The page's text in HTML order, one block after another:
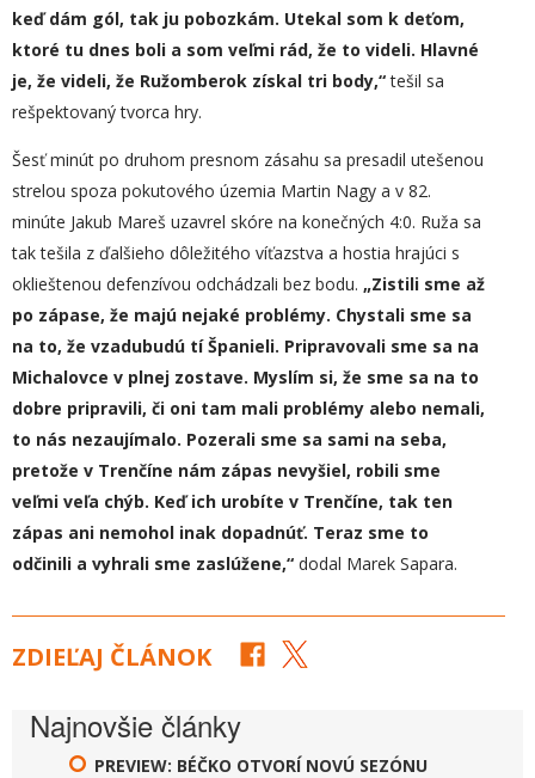
keď dám gól, tak ju pobozkám. Utekal som k deťom,
ktoré tu dnes boli a som veľmi rád, že to videli. Hlavné
je, že videli, že Ružomberok získal tri body,“tešil sa
rešpektovaný tvorca hry.
Šesť minút po druhom presnom zásahu sa presadil utešenou
strelou spoza pokutového územia Martin Nagy a v 82.
minúte Jakub Mareš uzavrel skóre na konečných 4:0. Ruža sa
tak tešila z ďalšieho dôležitého víťazstva a hostia hrajúci s
oklieštenou defenzívou odchádzali bez bodu. „Zistili sme až
po zápase, že majú nejaké problémy. Chystali sme sa
na to, že vzadubudú tí Španieli. Pripravovali sme sa na
Michalovce v plnej zostave. Myslím si, že sme sa na to
dobre pripravili, či oni tam mali problémy alebo nemali,
to nás nezaujímalo. Pozerali sme sa sami na seba,
pretože v Trenčíne nám zápas nevyšiel, robili sme
veľmi veľa chýb. Keď ich urobíte v Trenčíne, tak ten
zápas ani nemohol inak dopadnúť. Teraz sme to
odčinili a vyhrali sme zaslúžene,“ dodal Marek Sapara.
ZDIEĽAJ ČLÁNOK
Najnovšie články
PREVIEW: BÉČKO OTVORÍ NOVÚ SEZÓNU